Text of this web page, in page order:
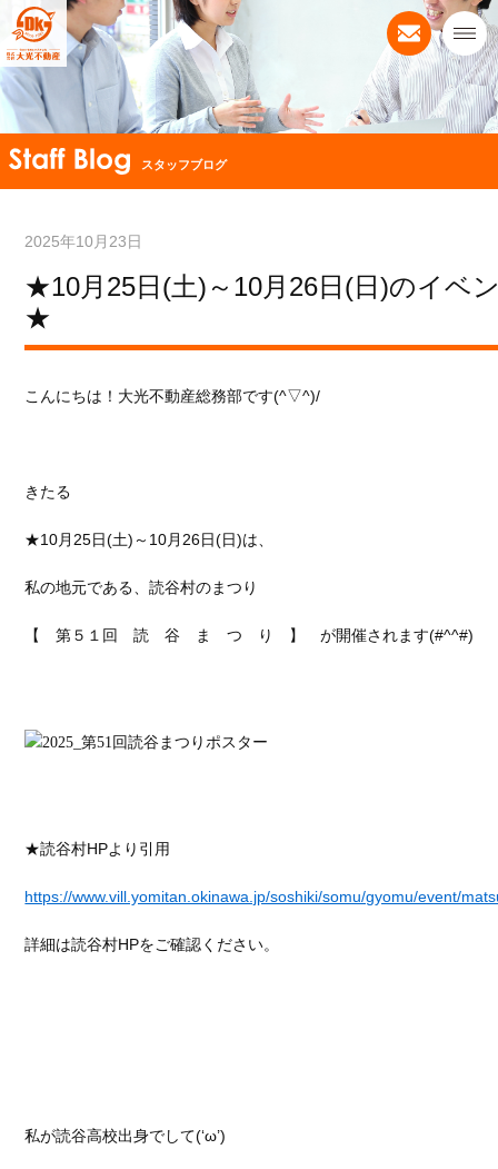
スタッフブログ
2025年10月23日
★10月25日(土)～10月26日(日)のイベ
★
こんにちは！ 大光不動産総務部です(^▽^)/
きたる
★10月25日(土)～10月26日(日)は、
私の地元である、読谷村のまつり
【 第５１回 読 谷 ま つ り 】 が開催されます(#^^#)
★読谷村HPより引用
https://www.vill.yomitan.okinawa.jp/soshiki/somu/gyomu/event/
詳細は読谷村HPをご確認ください。
私が読谷高校出身でして(‘ω’)